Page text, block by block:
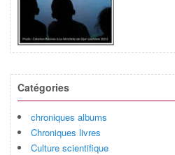
Catégories
chroniques albums
Chroniques livres
Culture scientifique